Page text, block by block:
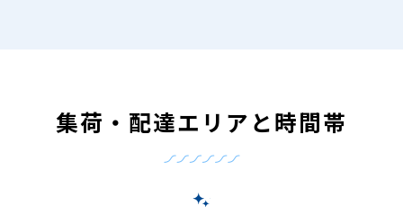
集荷・配達エリアと時間帯